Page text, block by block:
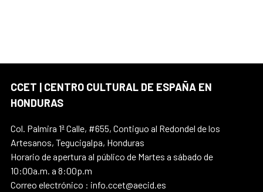
CCET | CENTRO CULTURAL DE ESPAÑA EN
HONDURAS
Col. Palmira 1ª Calle, #655, Contiguo al Redondel de los
Artesanos, Tegucigalpa, Honduras
Horario de apertura al público de Martes a sábado de
10:00a.m. a 8:00p.m
Correo electrónico : info.ccet@aecid.es